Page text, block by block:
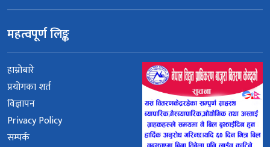
महत्वपूर्ण लिङ्क
हाम्रोबारे
प्रयोगका शर्त
विज्ञापन
Privacy Policy
सम्पर्क